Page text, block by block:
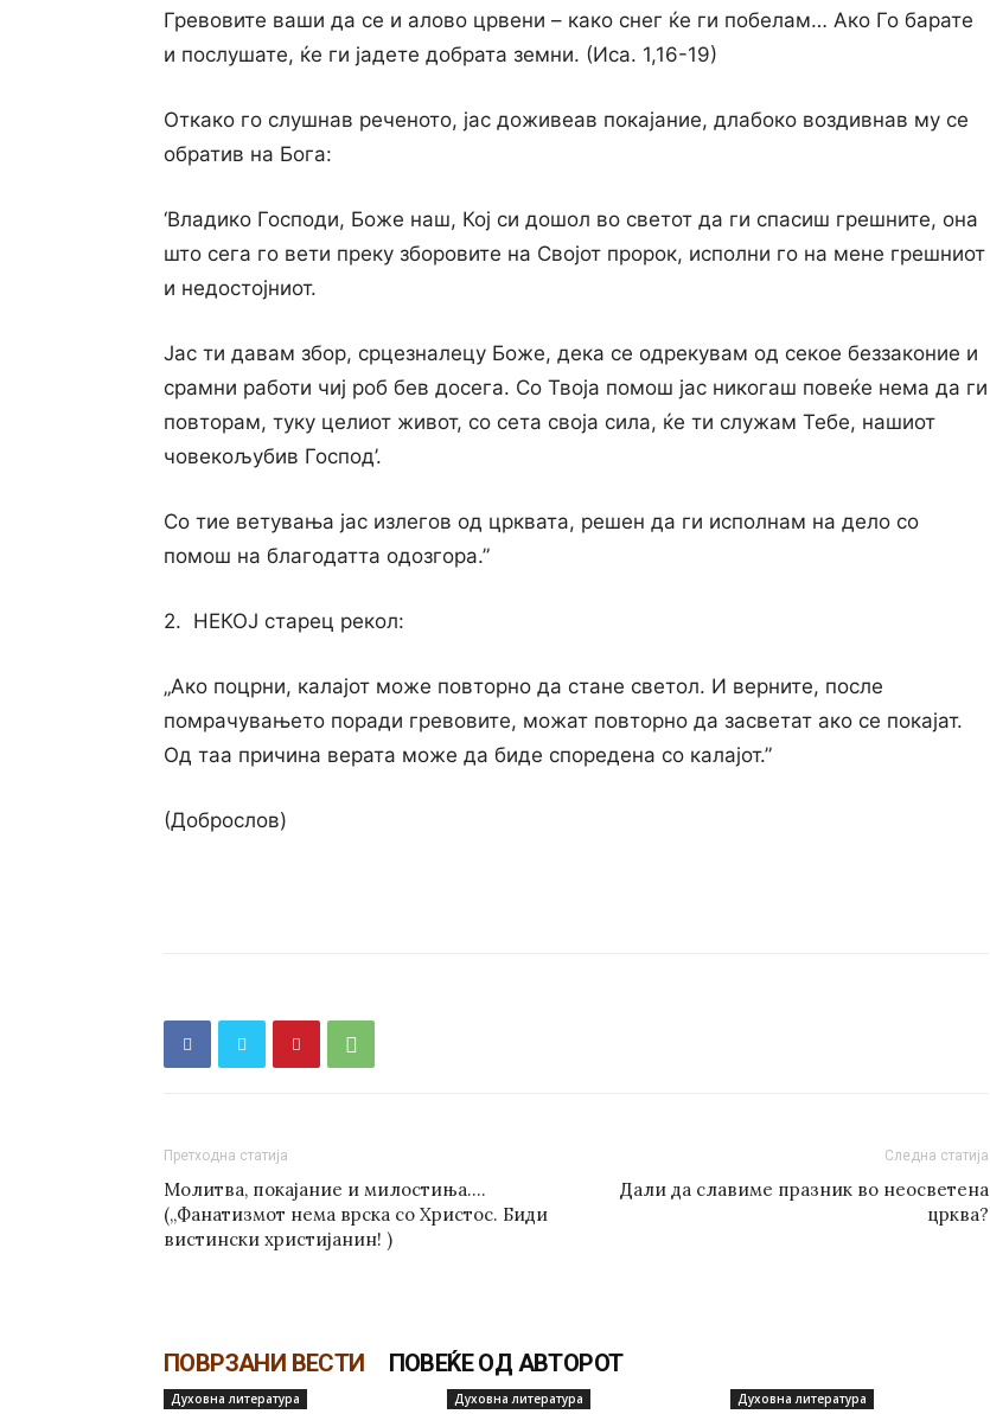
Гревовите ваши да се и алово црвени – како снег ќе ги побелам… Ако Го барате
и послушате, ќе ги јадете добрата земни. (Иса. 1,16-19)
Откако го слушнав реченото, јас доживеав покајание, длабоко воздивнав му се
обратив на Бога:
‘Владико Господи, Боже наш, Кој си дошол во светот да ги спасиш грешните, она
што сега го вети преку зборовите на Својот пророк, исполни го на мене грешниот
и недостојниот.
Јас ти давам збор, срцезналецу Боже, дека се одрекувам од секое беззаконие и
срамни работи чиј роб бев досега. Co Твоја помош јас никогаш повеќе нема да ги
повторам, туку целиот живот, co сета своја сила, ќе ти служам Тебе, нашиот
човекољубив Господ’.
Co тие ветувања јас излегов од црквата, решен да ги исполнам на дело co
помош на благодатта одозгора.”
2. НЕКОЈ старец рекол:
„Ако поцрни, калајот може повторно да стане светол. И верните, после
помрачувањето поради гревовите, можат повторно да засветат ако се покајат.
Од таа причина верата може да биде споредена co калајот.”
(Доброслов)
Претходна статија
Молитва, покајание и милостиња….
(„Фанатизмот нема врска со Христос. Биди
вистински христијанин! )
Следна статија
Дали да славиме празник во неосветена
црква?
ПОВРЗАНИ ВЕСТИ ПОВЕЌЕ ОД АВТОРОТ
Духовна литература Духовна литература Духовна литература